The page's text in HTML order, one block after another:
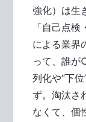
強化）は生
「自己点
による業界
って、誰が
列化や“下
ず。淘汰さ
なくて、個